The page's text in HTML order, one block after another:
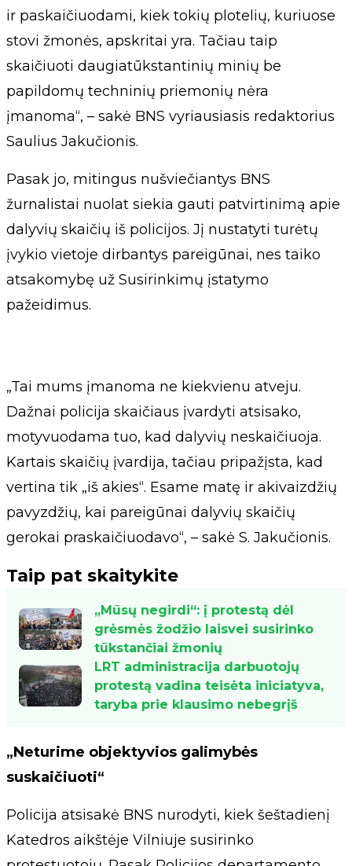
ir paskaičiuodami, kiek tokių plotelių, kuriuose
stovi žmonės, apskritai yra. Tačiau taip
skaičiuoti daugiatūkstantinių minių be
papildomų techninių priemonių nėra
įmanoma“, – sakė BNS vyriausiasis redaktorius
Saulius Jakučionis.
Pasak jo, mitingus nušviečiantys BNS
žurnalistai nuolat siekia gauti patvirtinimą apie
dalyvių skaičių iš policijos. Jį nustatyti turėtų
įvykio vietoje dirbantys pareigūnai, nes taiko
atsakomybę už Susirinkimų įstatymo
pažeidimus.
„Tai mums įmanoma ne kiekvienu atveju.
Dažnai policija skaičiaus įvardyti atsisako,
motyvuodama tuo, kad dalyvių neskaičiuoja.
Kartais skaičių įvardija, tačiau pripažįsta, kad
vertina tik „iš akies“. Esame matę ir akivaizdžių
pavyzdžių, kai pareigūnai dalyvių skaičių
gerokai praskaičiuodavo“, – sakė S. Jakučionis.
Taip pat skaitykite
„Mūsų negirdi“: į protestą dėl
grėsmės žodžio laisvei susirinko
tūkstančiai žmonių
LRT administracija darbuotojų
protestą vadina teisėta iniciatyva,
taryba prie klausimo nebegrįš
„Neturime objektyvios galimybės
suskaičiuoti“
Policija atsisakė BNS nurodyti, kiek šeštadienį
Katedros aikštėje Vilniuje susirinko